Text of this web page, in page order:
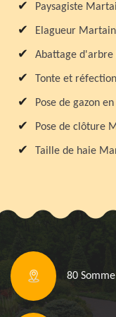
Paysagiste
Elagueur
Abattage
Tonte et
Pose de gazon
Pose de clôture
Taille de haie
80